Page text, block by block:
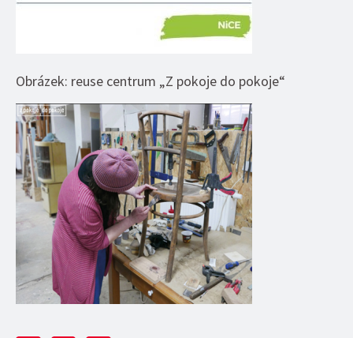
Obrázek: reuse centrum „Z pokoje do pokoje“